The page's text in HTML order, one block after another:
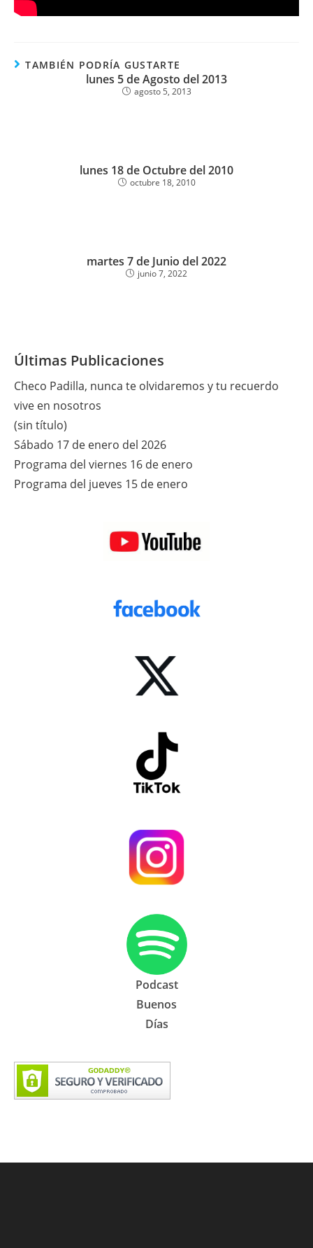
TAMBIÉN PODRÍA GUSTARTE
lunes 5 de Agosto del 2013
agosto 5, 2013
lunes 18 de Octubre del 2010
octubre 18, 2010
martes 7 de Junio del 2022
junio 7, 2022
Últimas Publicaciones
Checo Padilla, nunca te olvidaremos y tu recuerdo
vive en nosotros
(sin título)
Sábado 17 de enero del 2026
Programa del viernes 16 de enero
Programa del jueves 15 de enero
Podcast
Buenos
Días